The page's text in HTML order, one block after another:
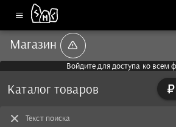
Магазин
Войдите для доступа ко всем
Каталог товаров ₽
Текст поиска